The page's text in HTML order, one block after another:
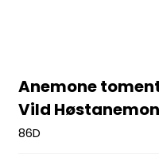
Anemone
Vild
86D